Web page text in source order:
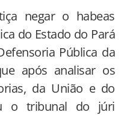
negar o habeas
do Estado do Pará
Pública da
após analisar os
da União e do
o tribunal do júri